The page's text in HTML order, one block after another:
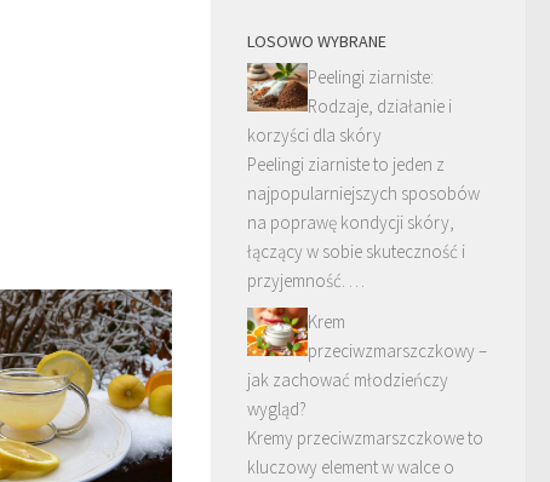
LOSOWO WYBRANE
Peelingi ziarniste:
Rodzaje, działanie i
korzyści dla skóry
Peelingi ziarniste to jeden z
najpopularniejszych sposobów
na poprawę kondycji skóry,
łączący w sobie skuteczność i
przyjemność. …
Krem
przeciwzmarszczkowy –
jak zachować młodzieńczy
wygląd?
Kremy przeciwzmarszczkowe to
kluczowy element w walce o